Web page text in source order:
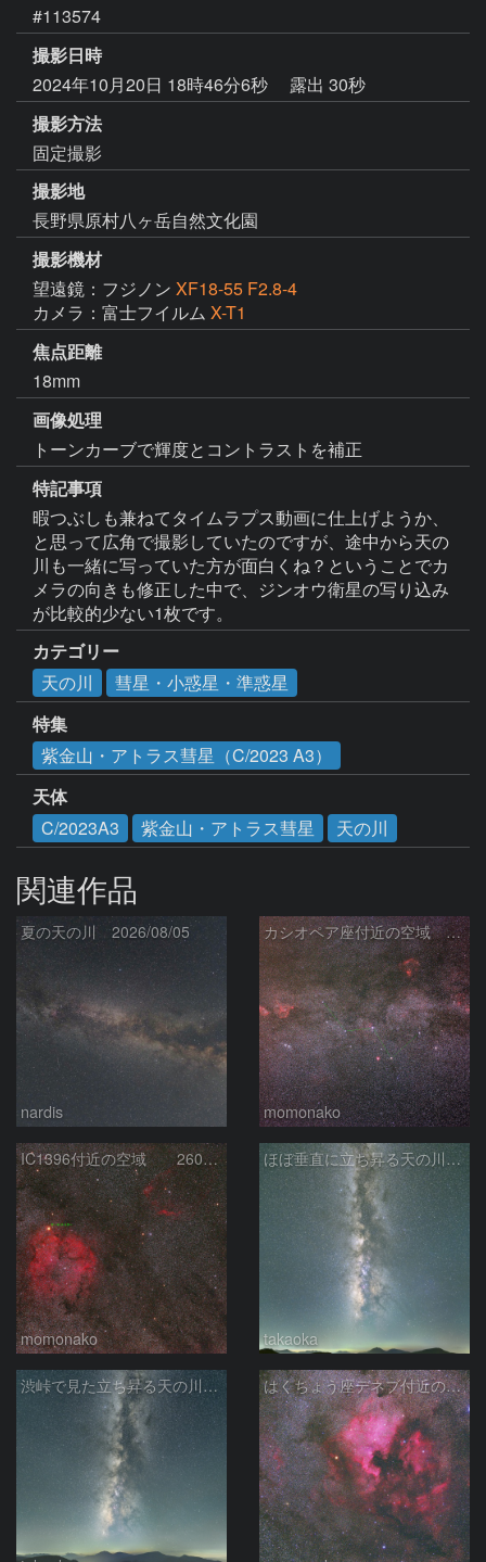
#113574
撮影日時
2024年10月20日 18時46分6秒
露出 30秒
撮影方法
固定撮影
撮影地
長野県原村八ヶ岳自然文化園
撮影機材
望遠鏡：フジノン XF18-55 F2.8-4
カメラ：富士フイルム X-T1
焦点距離
18mm
画像処理
トーンカーブで輝度とコントラストを補正
特記事項
暇つぶしも兼ねてタイムラプス動画に仕上げようか、
と思って広角で撮影していたのですが、途中から天の
川も一緒に写っていた方が面白くね？ということでカ
メラの向きも修正した中で、ジンオウ衛星の写り込み
が比較的少ない1枚です。
カテゴリー
天の川
彗星・小惑星・準惑星
特集
紫金山・アトラス彗星（C/2023 A3）
天体
C/2023A3
紫金山・アトラス彗星 天の川
関連作品
夏の天の川 2026/08/05
nardis
カシオペア座付近の空域 260720
momonako
IC1396付近の空域 260720
momonako
ほぼ垂直に立ち昇る天の川銀河
takaoka
渋峠で見た立ち昇る天の川銀河 はくちょう座デネブ付近の空域 260720